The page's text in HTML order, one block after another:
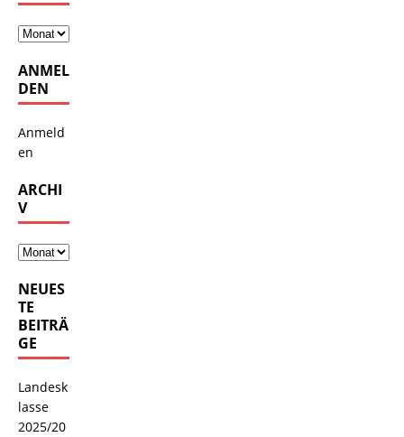
ANMEL
DEN
Anmeld
en
ARCHI
V
NEUES
TE
BEITRÄ
GE
Landesk
lasse
2025/20